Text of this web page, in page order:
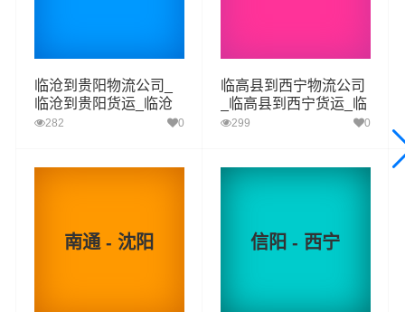
了货物在途时间，提高了货物流通效率。公司秉承优质服
务的核心价值观，将一如既往地为更多的人和企业提供到
更优质的长沙到互助土族物流 专线运输服务。
优质
汽运
电仪
元/票
电仪
元/立方
临沧到贵阳物流公司_
临沧到贵阳货运_临沧
至贵阳物流专线
282 0
临高县到西宁物流公司
_临高县到西宁货运_临
高县至西宁物流专线
299 0
南通 - 沈阳 信阳 - 西宁